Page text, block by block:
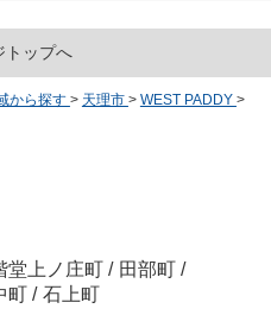
トップへ
から探す > 天理市 > WEST PADDY >
堂上ノ庄町 / 田部町 /
町 / 石上町